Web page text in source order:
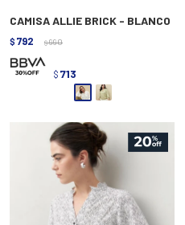
CAMISA ALLIE BRICK - BLANCO
$ 792 $ 990
$ 713